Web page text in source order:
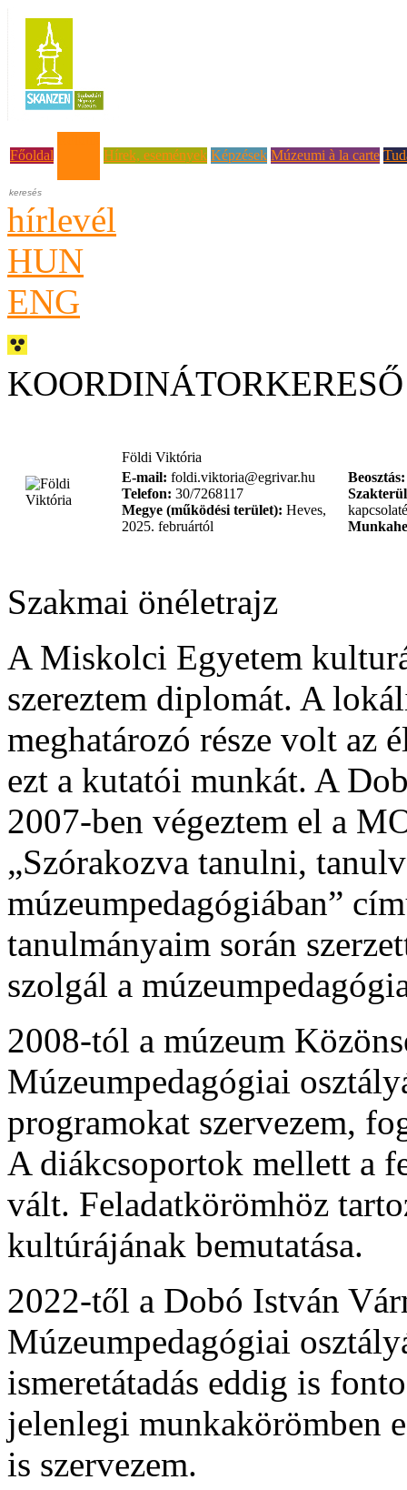
Főoldal
Hírek, események Képzések Múzeumi à la carte
hírlevél
HUN
ENG
KOORDINÁTORKERESŐ
Földi Viktória
E-mail: foldi.viktoria@egrivar.hu
Telefon: 30/7268117
Megye (működési terület): Heves,
2025. februártól
Beosztás:
Szakmai önéletrajz
A Miskolci Egyetem
szereztem diplomát. A
meghatározó része volt az
ezt a kutatói munkát. A
2007-ben végeztem el a
„Szórakozva tanulni,
múzeumpedagógiában”
tanulmányaim során
szolgál a
2008-tól a múzeum
Múzeumpedagógiai
programokat szervezem,
A diákcsoportok mellett a
vált. Feladatkörömhöz
kultúrájának bemutatása.
2022-től a Dobó István
Múzeumpedagógiai
ismeretátadás eddig is
jelenlegi munkakörömben
is szervezem.